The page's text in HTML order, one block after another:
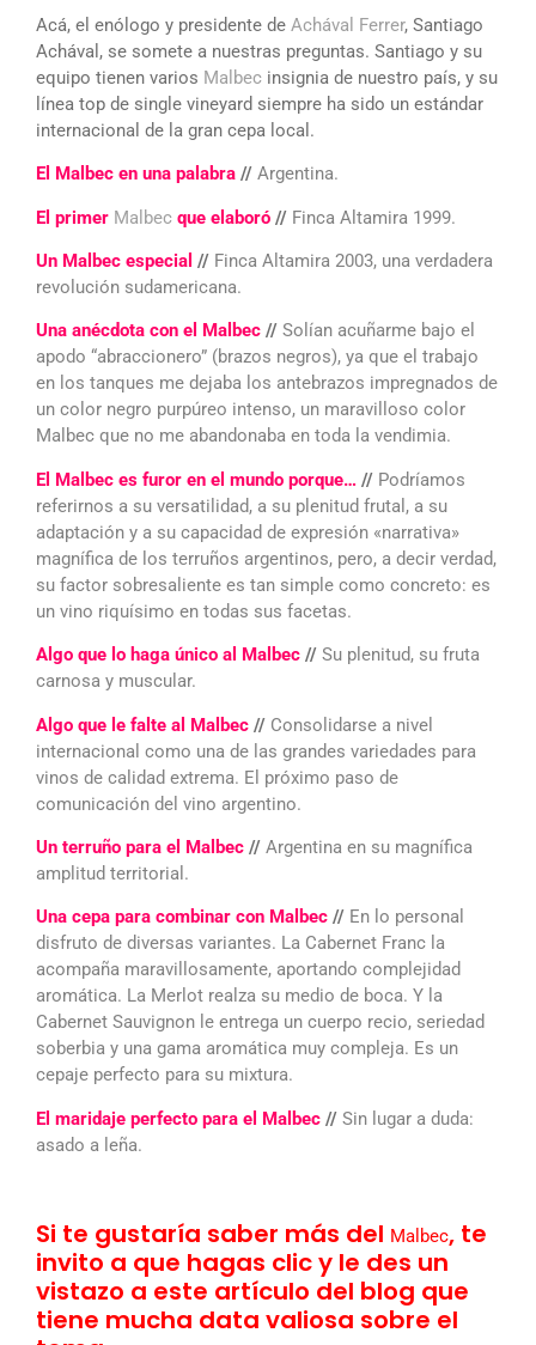
Acá, el enólogo y presidente de Achával Ferrer, Santiago
Achával, se somete a nuestras preguntas. Santiago y su
equipo tienen varios Malbec insignia de nuestro país, y su
línea top de single vineyard siempre ha sido un estándar
internacional de la gran cepa local.
El Malbec en una palabra // Argentina.
El primer Malbec que elaboró // Finca Altamira 1999.
Un Malbec especial // Finca Altamira 2003, una verdadera
revolución sudamericana.
Una anécdota con el Malbec // Solían acuñarme bajo el
apodo “abraccionero” (brazos negros), ya que el trabajo
en los tanques me dejaba los antebrazos impregnados de
un color negro purpúreo intenso, un maravilloso color
Malbec que no me abandonaba en toda la vendimia.
El Malbec es furor en el mundo porque… // Podríamos
referirnos a su versatilidad, a su plenitud frutal, a su
adaptación y a su capacidad de expresión «narrativa»
magnífica de los terruños argentinos, pero, a decir verdad,
su factor sobresaliente es tan simple como concreto: es
un vino riquísimo en todas sus facetas.
Algo que lo haga único al Malbec // Su plenitud, su fruta
carnosa y muscular.
Algo que le falte al Malbec // Consolidarse a nivel
internacional como una de las grandes variedades para
vinos de calidad extrema. El próximo paso de
comunicación del vino argentino.
Un terruño para el Malbec // Argentina en su magnífica
amplitud territorial.
Una cepa para combinar con Malbec // En lo personal
disfruto de diversas variantes. La Cabernet Franc la
acompaña maravillosamente, aportando complejidad
aromática. La Merlot realza su medio de boca. Y la
Cabernet Sauvignon le entrega un cuerpo recio, seriedad
soberbia y una gama aromática muy compleja. Es un
cepaje perfecto para su mixtura.
El maridaje perfecto para el Malbec // Sin lugar a duda:
asado a leña.
Si te gustaría saber más del Malbec, te
invito a que hagas clic y le des un
vistazo a este artículo del blog que
tiene mucha data valiosa sobre el